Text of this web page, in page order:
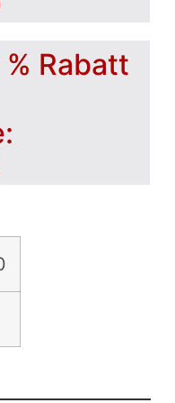
Rabatt